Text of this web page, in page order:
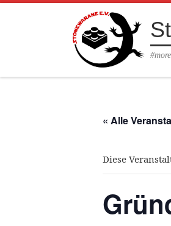
Zum Inhalt springen
« Alle
Diese